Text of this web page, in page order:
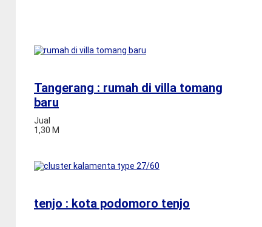
Tangerang : rumah di villa tomang
baru
Jual
1,30 M
tenjo : kota podomoro tenjo